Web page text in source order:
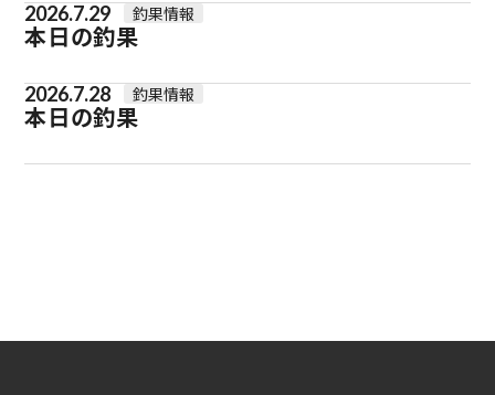
2026.7.29 釣果情報
本日の釣果
2026.7.28 釣果情報
本日の釣果